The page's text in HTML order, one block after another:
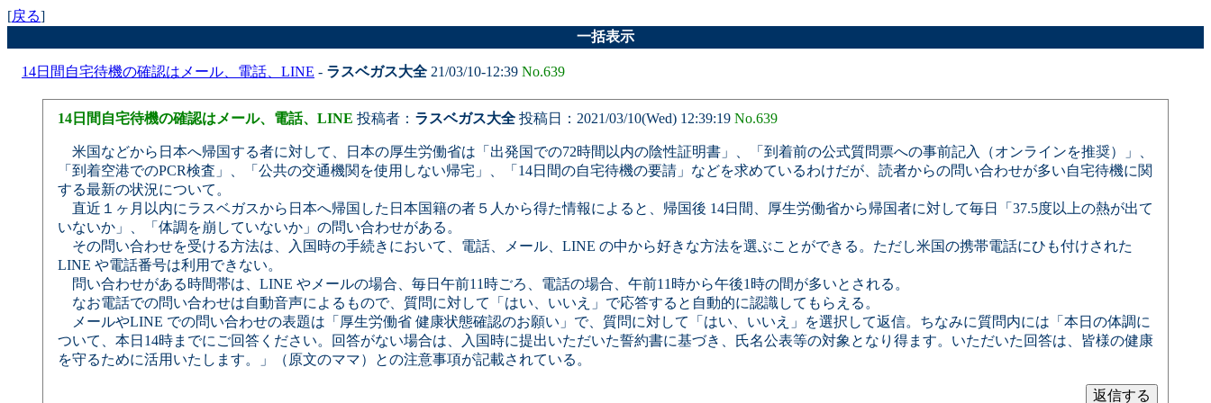
[戻る]
一括表示
14日間自宅待機の確認はメール、電話、LINE - ラスベガス大全 21/03/10-12:39 No.639
14日間自宅待機の確認はメール、電話、LINE 投稿者： ラスベガス大全投稿日：2021/03/10(Wed) 12:39:19 No.639
米国などから日本へ帰国する者に対して、日本の厚生労働省は「出発国での72時間以内の陰性証明書」、「到着前の公式質問票への事前記入（オンラインを推奨）」、
「到着空港でのPCR検査」、「公共の交通機関を使用しない帰宅」、「14日間の自宅待機の要請」などを求めているわけだが、読者からの問い合わせが多い自宅待機に関
する最新の状況について。
直近１ヶ月以内にラスベガスから日本へ帰国した日本国籍の者５人から得た情報によると、帰国後 14日間、厚生労働省から帰国者に対して毎日「37.5度以上の熱が出て
いないか」、「体調を崩していないか」の問い合わせがある。
その問い合わせを受ける方法は、入国時の手続きにおいて、電話、メール、LINE の中から好きな方法を選ぶことができる。ただし米国の携帯電話にひも付けされた
LINE や電話番号は利用できない。
問い合わせがある時間帯は、LINE やメールの場合、毎日午前11時ごろ、電話の場合、午前11時から午後1時の間が多いとされる。
なお電話での問い合わせは自動音声によるもので、質問に対して「はい、いいえ」で応答すると自動的に認識してもらえる。
メールやLINE での問い合わせの表題は「厚生労働省 健康状態確認のお願い」で、質問に対して「はい、いいえ」を選択して返信。ちなみに質問内には「本日の体調に
ついて、本日14時までにご回答ください。回答がない場合は、入国時に提出いただいた誓約書に基づき、氏名公表等の対象となり得ます。いただいた回答は、皆様の健康
を守るために活用いたします。」（原文のママ）との注意事項が記載されている。